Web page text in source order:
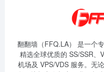
翻翻墙（FFQ.LA） 是一个
精选全球优质的 SS/SSR、
机场及 VPS/VDS 服务。无